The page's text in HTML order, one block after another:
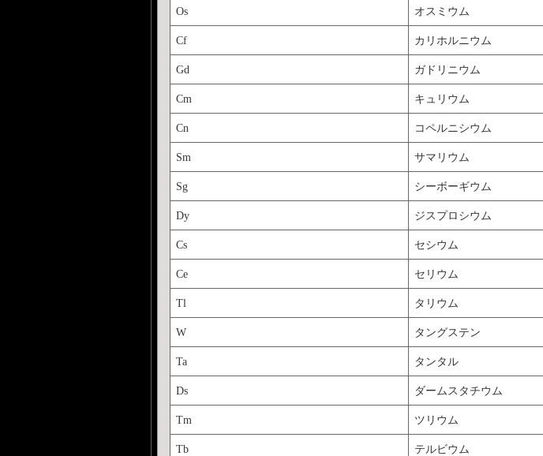
Os オスミウム
Cf カリホルニウム
Gd ガドリニウム
Cm キュリウム
Cn コペルニシウム
Sm サマリウム
Sg シーボーギウム
Dy ジスプロシウム
Cs セシウム
Ce セリウム
Tl タリウム
W タングステン
Ta タンタル
Ds ダームスタチウム
Tm ツリウム
Tb テルビウム